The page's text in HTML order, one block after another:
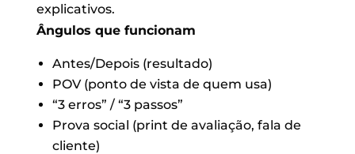
explicativos.
Ângulos que funcionam
Antes/Depois (resultado)
POV (ponto de vista de quem usa)
“3 erros” / “3 passos”
Prova social (print de avaliação, fala de
cliente)